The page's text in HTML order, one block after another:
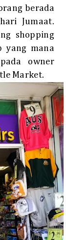
berada
Jumaat.
shopping
yang mana
owner
Market.